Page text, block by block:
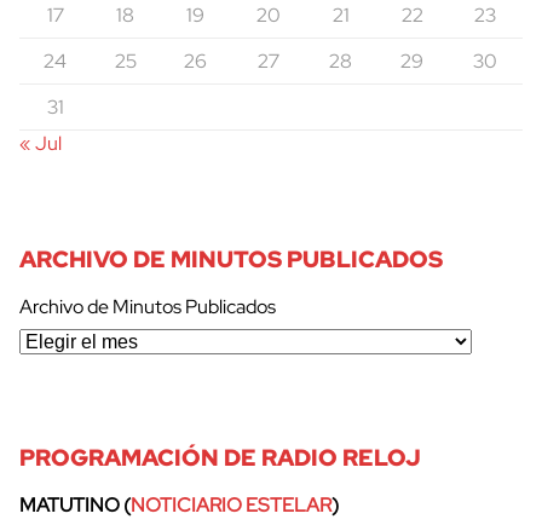
17
18 19 20 21 22
23
24
25 26 27 28 29
30
31
« Jul
ARCHIVO DE MINUTOS PUBLICADOS
Archivo de Minutos Publicados
PROGRAMACIÓN DE RADIO RELOJ
MATUTINO (NOTICIARIO ESTELAR)